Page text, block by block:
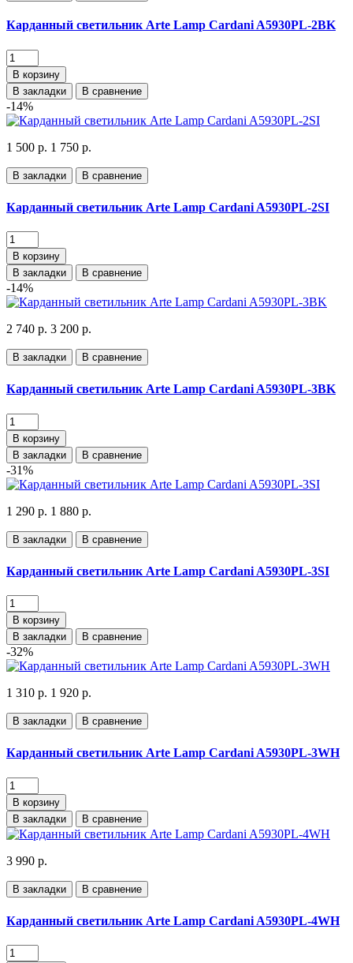
Карданный светильник Arte Lamp Cardani A5930PL-2BK
В корзину
В закладки
В сравнение
-14%
1 500 р. 1 750 р.
В закладки В сравнение
Карданный светильник Arte Lamp Cardani A5930PL-2SI
В корзину
В закладки
В сравнение
-14%
2 740 р. 3 200 р.
В закладки В сравнение
Карданный светильник Arte Lamp Cardani A5930PL-3BK
В корзину
В закладки
В сравнение
-31%
1 290 р. 1 880 р.
В закладки В сравнение
Карданный светильник Arte Lamp Cardani A5930PL-3SI
В корзину
В закладки
В сравнение
-32%
1 310 р. 1 920 р.
В закладки В сравнение
Карданный светильник Arte Lamp Cardani A5930PL-3WH
В корзину
В закладки
В сравнение
3 990 р.
В закладки В сравнение
Карданный светильник Arte Lamp Cardani A5930PL-4WH